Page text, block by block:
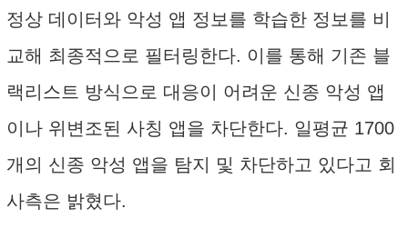
정상 데이터와 악성 앱 정보를 학습한 정보를 비
교해 최종적으로 필터링한다. 이를 통해 기존 블
랙리스트 방식으로 대응이 어려운 신종 악성 앱
이나 위변조된 사칭 앱을 차단한다. 일평균 1700
개의 신종 악성 앱을 탐지 및 차단하고 있다고 회
사측은 밝혔다.